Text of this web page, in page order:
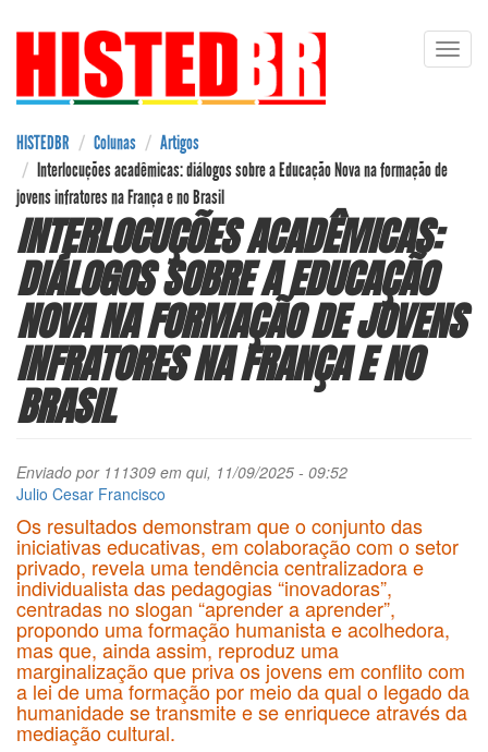
Pular
conteúdo
HISTEDBR Colunas
Artigos
Interlocuções acadêmicas: diálogos sobre a Educação Nova na formação de
jovens infratores na França e no Brasil
INTERLOCUÇÕES ACADÊMICAS:
DIÁLOGOS SOBRE A EDUCAÇÃO
NOVA NA FORMAÇÃO DE JOVENS
INFRATORES NA FRANÇA E NO
BRASIL
Enviado por 111309 em qui, 11/09/2025 - 09:52
Julio Cesar Francisco
Os resultados demonstram que o conjunto das
iniciativas educativas, em colaboração com o setor
privado, revela uma tendência centralizadora e
individualista das pedagogias “inovadoras”,
centradas no slogan “aprender a aprender”,
propondo uma formação humanista e acolhedora,
mas que, ainda assim, reproduz uma
marginalização que priva os jovens em conflito com
a lei de uma formação por meio da qual o legado da
humanidade se transmite e se enriquece através da
mediação cultural.